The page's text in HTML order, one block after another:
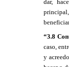
dar,
“3.8
caso,
y